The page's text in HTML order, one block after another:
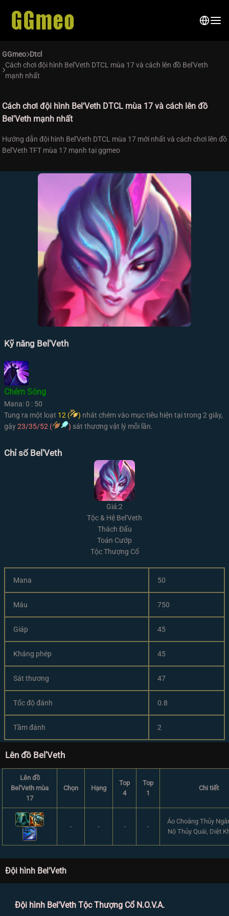
GGmeo Dtcl
Cách chơi đội hình Bel'Veth DTCL mùa 17 và cách lên đồ Bel'Veth
mạnh nhất
Cách chơi đội hình Bel'Veth DTCL mùa 17 và cách lên đồ
Bel'Veth mạnh nhất
Hướng dẫn đội hình Bel'Veth DTCL mùa 17 mới nhất và cách chơi lên đồ
Bel'Veth TFT mùa 17 mạnh tại ggmeo
Kỹ năng Bel'Veth
Chém Sóng
Mana: 0 : 50
Tung ra một loạt 12 ( ) nhát chém vào mục tiêu hiện tại trong 2 giây,
gây23/35/52 ( ) sát thương vật lý mỗi lần.
Chỉ số Bel'Veth
Giá:2
Tộc & Hệ Bel'Veth
Thách Đấu
Toán Cướp
Tộc Thượng Cổ
Mana 50
Máu 750
Giáp 45
Kháng phép 45
Sát thương 47
Tốc độ đánh 0.8
Tầm đánh 2
Lên đồ Bel'Veth
Lên đồ
Bel'Veth mùa
17
Chọn Hạng
Top
4
Top
1
Chi tiết
- - - -
Áo Choàng Thủy
Nộ Thủy Quái, Diệt
Đội hình Bel'Veth
Đội hình Bel'Veth Tộc Thượng Cổ N.O.V.A.